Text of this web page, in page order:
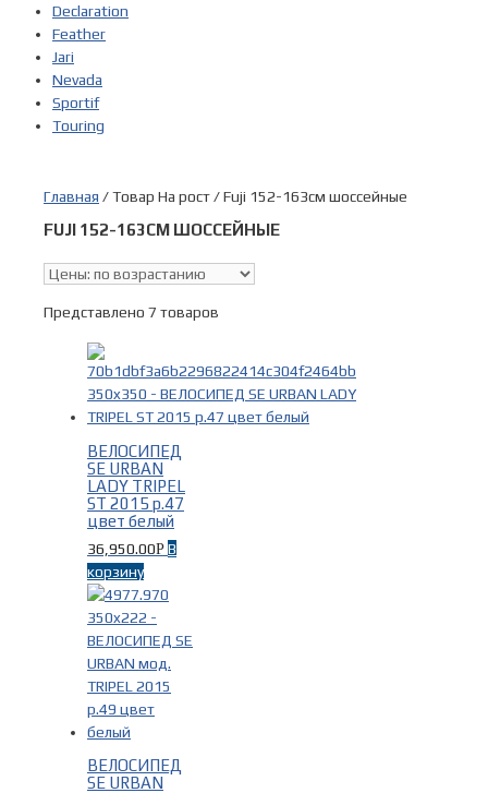
Declaration
Feather
Jari
Nevada
Sportif
Touring
Главная / Товар На рост / Fuji 152-163см шоссейные
FUJI 152-163СМ ШОССЕЙНЫЕ
В наличии
Городские велосипеды
Дорожные велосипеды
Фитнес велосипеды
Шоссейные велосипеды
Fuji(4)
Представлено 7 товаров
ВЕЛОСИПЕД
SE URBAN
LADY TRIPEL
ST 2015 р.47
цвет белый
36,950.00Р В
корзину
ВЕЛОСИПЕД
SE URBAN